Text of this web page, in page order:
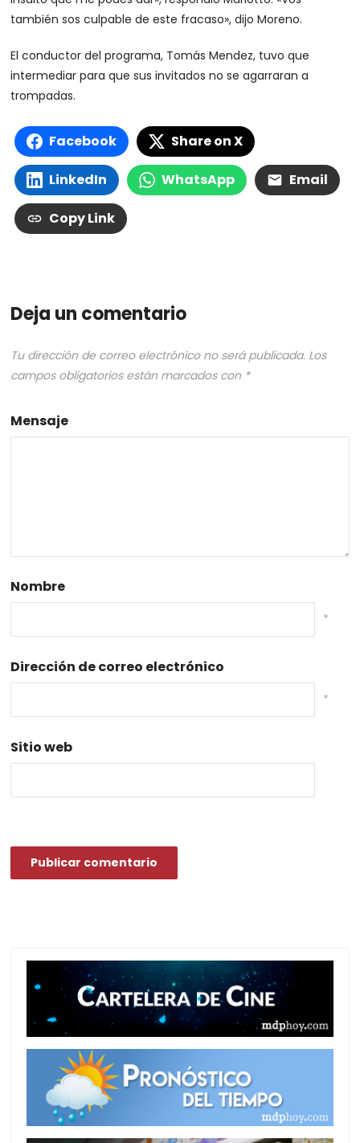
también sos culpable de este fracaso», dijo Moreno.
El conductor del programa, Tomás Mendez, tuvo que
intermediar para que sus invitados no se agarraran a
trompadas.
Facebook Share on X
LinkedIn WhatsApp Email
Copy Link
Deja un comentario
Tu dirección de correo electrónico no será publicada. Los
campos obligatorios están marcados con *
Mensaje
Nombre
*
Dirección de correo electrónico
*
Sitio web